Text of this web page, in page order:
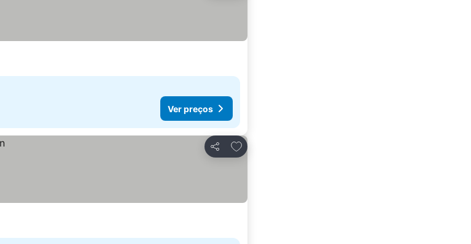
Ver preços
Partilhar
Adicionar aos favoritos